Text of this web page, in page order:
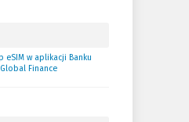
eSIM w aplikacji Banku
Finance